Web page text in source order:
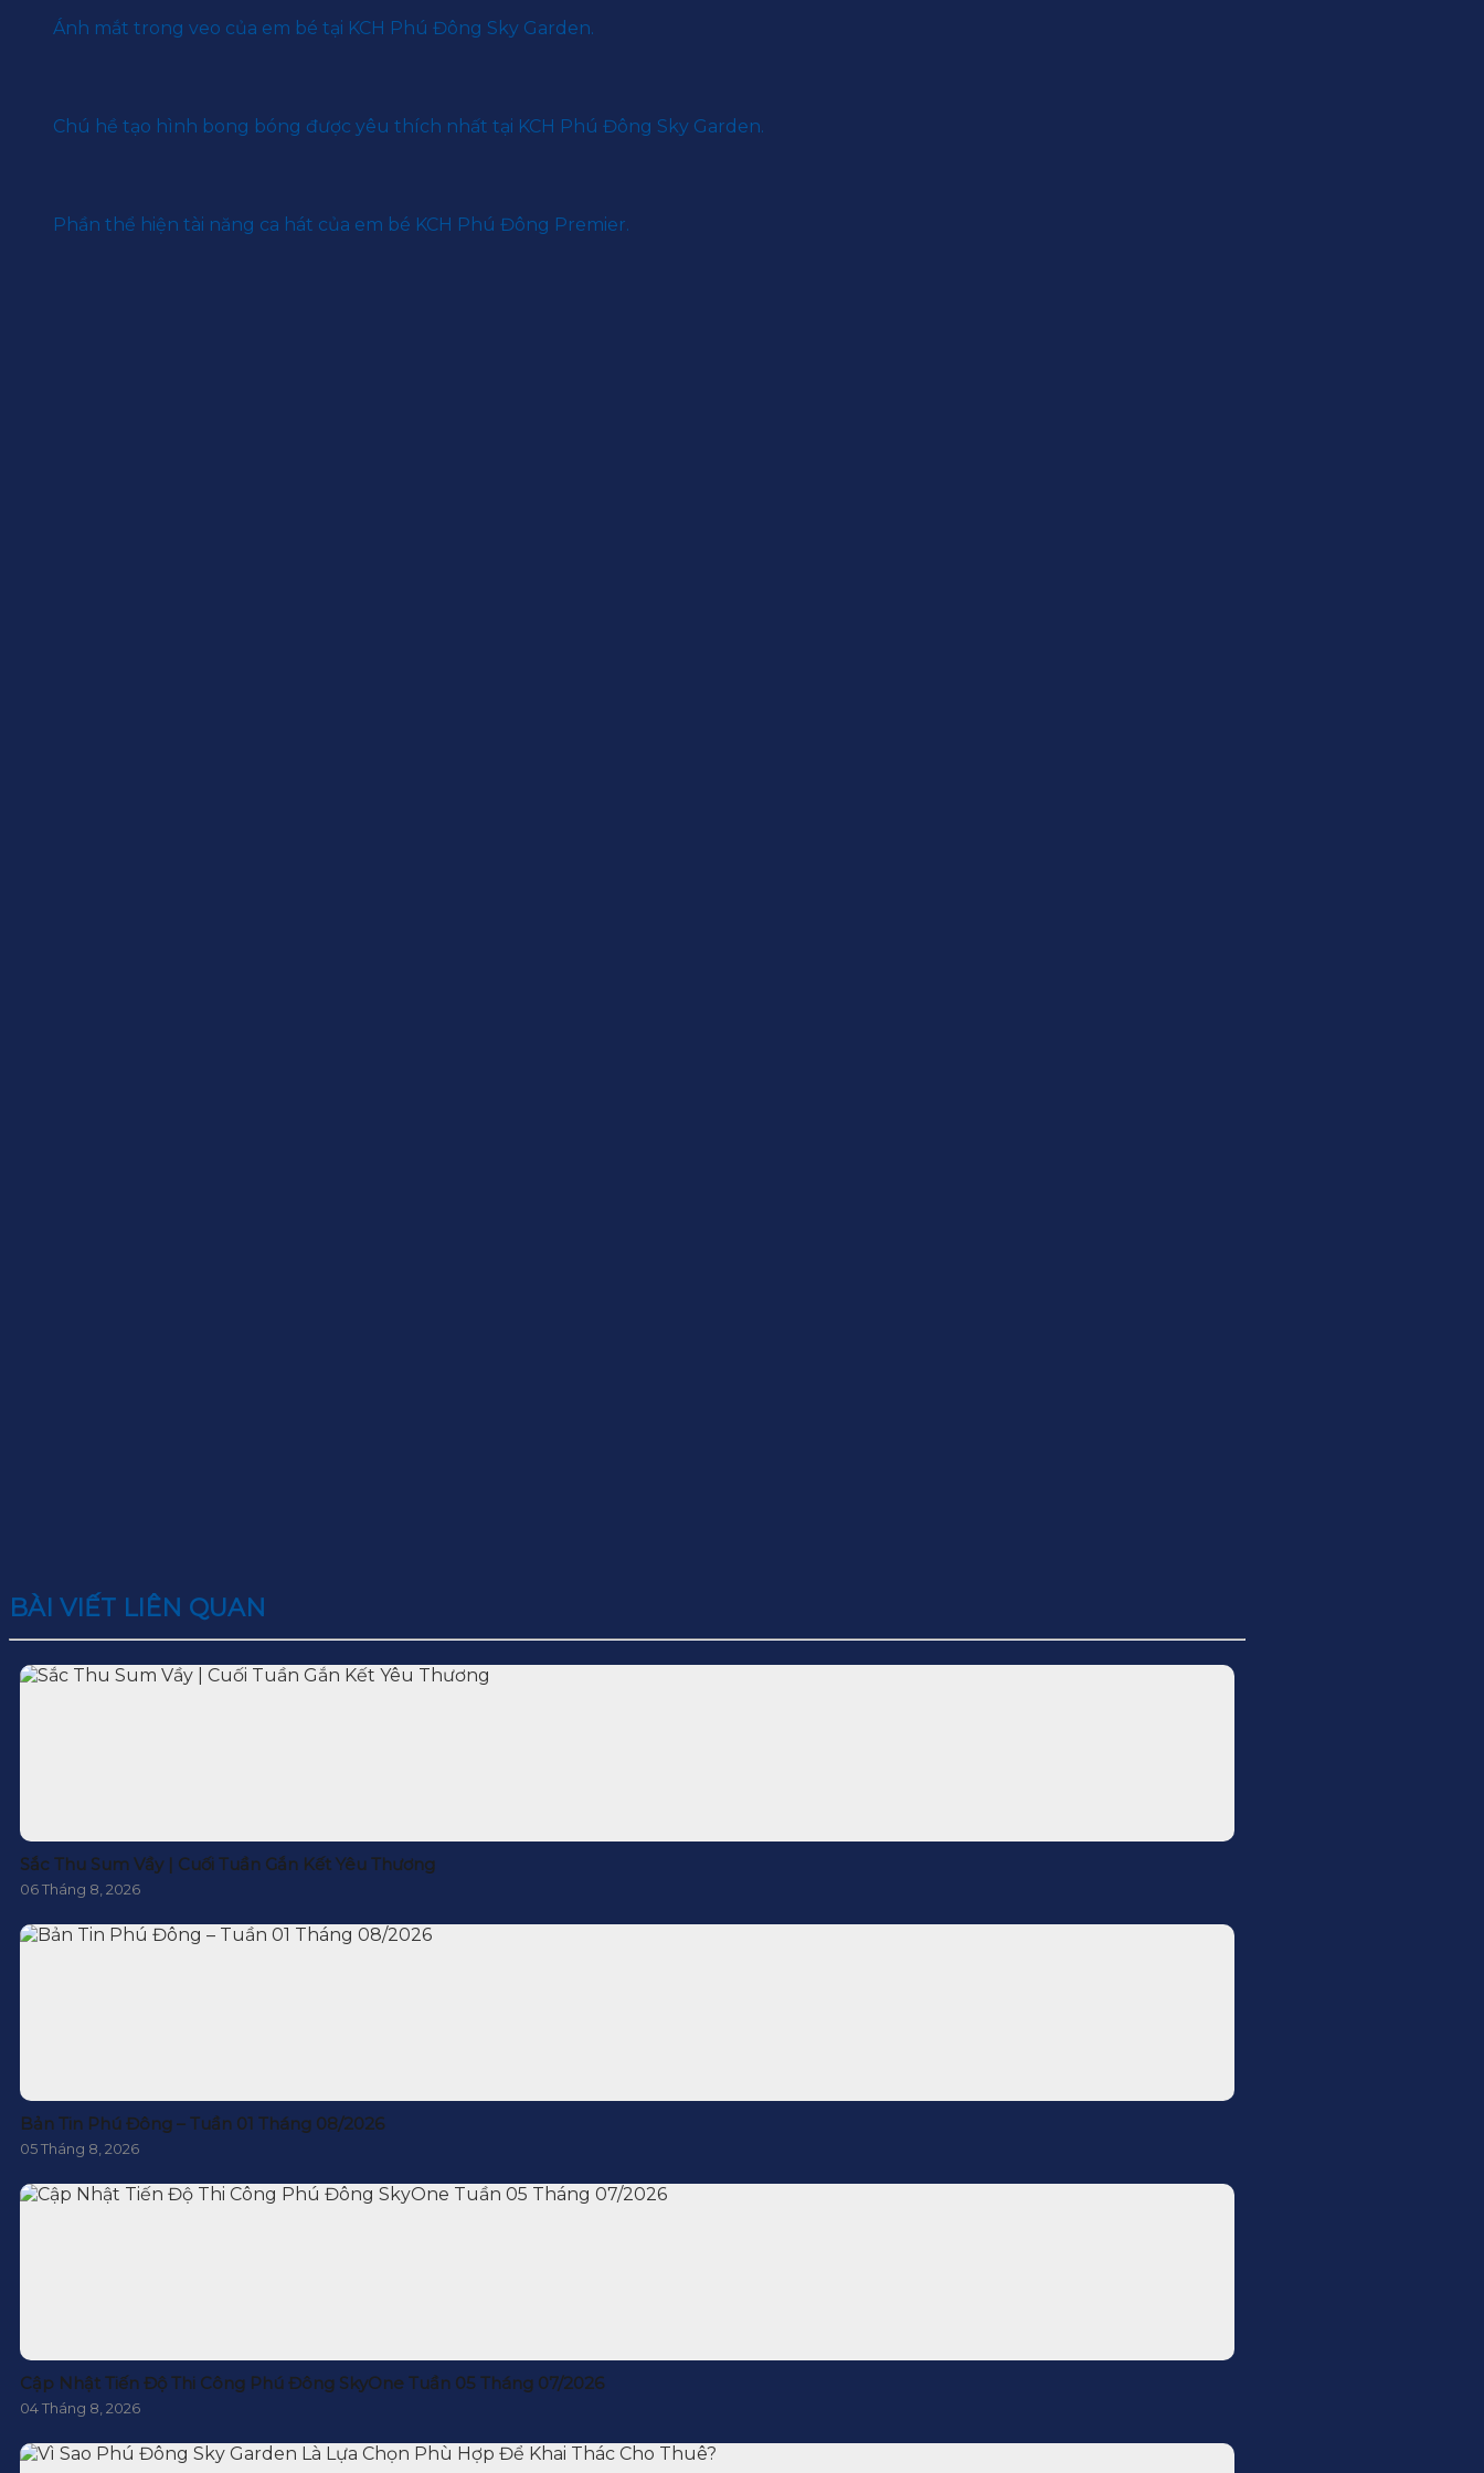
Ánh mắt trong veo của em bé tại KCH Phú Đông Sky Garden.
Chú hề tạo hình bong bóng được yêu thích nhất tại KCH Phú Đông Sky Garden.
Phần thể hiện tài năng ca hát của em bé KCH Phú Đông Premier.
BÀI VIẾT LIÊN QUAN
Sắc Thu Sum Vầy | Cuối Tuần Gắn Kết Yêu Thương
06 Tháng 8, 2026
Bản Tin Phú Đông – Tuần 01 Tháng 08/2026
05 Tháng 8, 2026
Cập Nhật Tiến Độ Thi Công Phú Đông SkyOne Tuần 05 Tháng 07/2026
04 Tháng 8, 2026